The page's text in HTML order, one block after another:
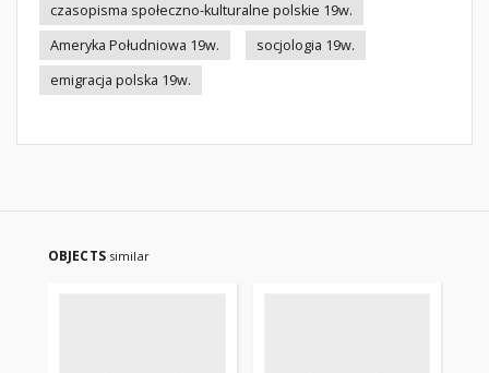
czasopisma społeczno-kulturalne polskie 19w.
Ameryka Południowa 19w.
socjologia 19w.
emigracja polska 19w.
OBJECTS similar